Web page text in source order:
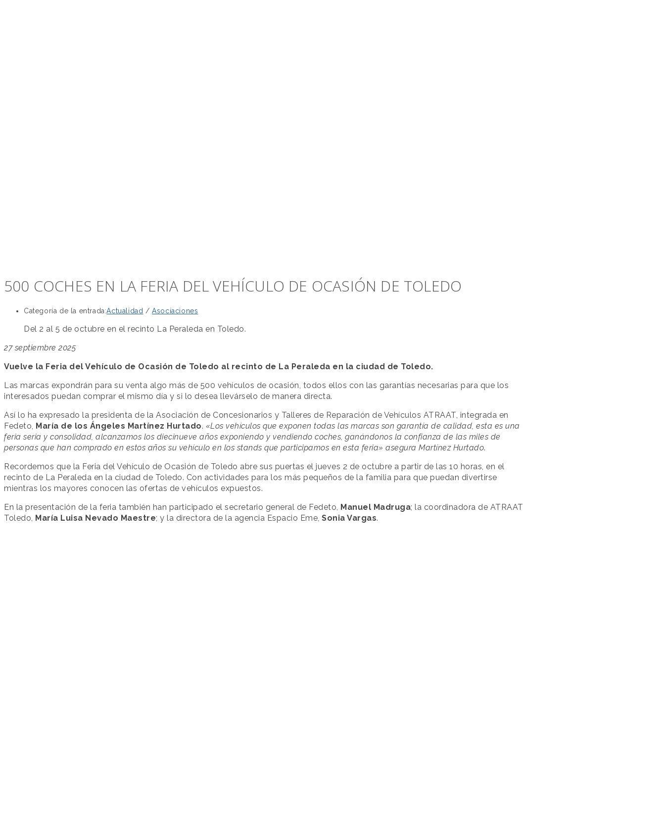
500 COCHES EN LA FERIA DEL VEHÍCULO DE OCASIÓN DE TOLEDO
Categoría de la entrada:Actualidad / Asociaciones
Del 2 al 5 de octubre en el recinto La Peraleda en Toledo.
27 septiembre 2025
Vuelve la Feria del Vehículo de Ocasión de Toledo al recinto de La Peraleda en la ciudad de Toledo.
Las marcas expondrán para su venta algo más de 500 vehículos de ocasión, todos ellos con las garantías necesarias para que los
interesados puedan comprar el mismo día y si lo desea llevárselo de manera directa.
Así lo ha expresado la presidenta de la Asociación de Concesionarios y Talleres de Reparación de Vehículos ATRAAT, integrada en
Fedeto, María de los Ángeles Martínez Hurtado. «Los vehículos que exponen todas las marcas son garantía de calidad, esta es una
feria seria y consolidad, alcanzamos los diecinueve años exponiendo y vendiendo coches, ganándonos la confianza de las miles de
personas que han comprado en estos años su vehículo en los stands que participamos en esta feria» asegura Martínez Hurtado.
Recordemos que la Feria del Vehículo de Ocasión de Toledo abre sus puertas el jueves 2 de octubre a partir de las 10 horas, en el
recinto de La Peraleda en la ciudad de Toledo. Con actividades para los más pequeños de la familia para que puedan divertirse
mientras los mayores conocen las ofertas de vehículos expuestos.
En la presentación de la feria también han participado el secretario general de Fedeto, Manuel Madruga; la coordinadora de ATRAAT
Toledo, María Luisa Nevado Maestre; y la directora de la agencia Espacio Eme, Sonia Vargas.